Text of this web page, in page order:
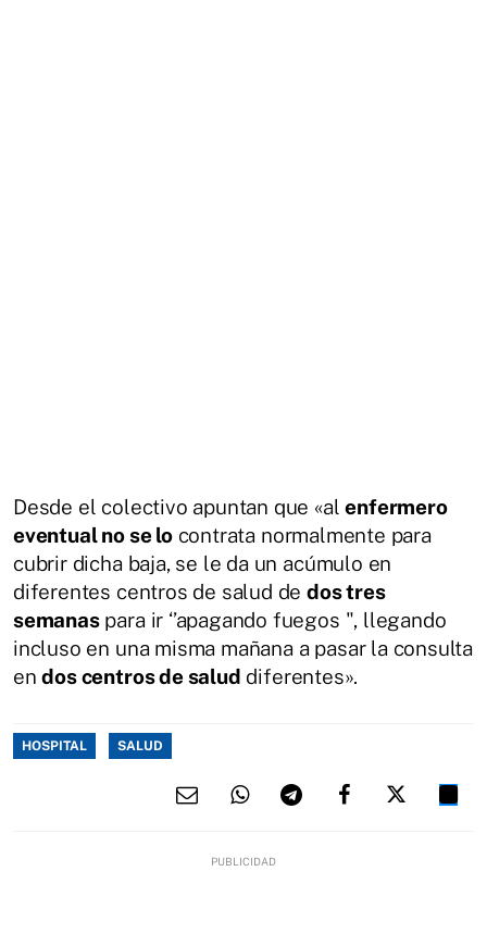
Desde el colectivo apuntan que «alenfermero
eventual no se locontrata normalmente para
cubrir dicha baja, se le da un acúmulo en
diferentes centros de salud dedos tres
semanaspara ir ‘’apagando fuegos ", llegando
incluso en una misma mañana a pasar la consulta
endos centros de salud diferentes».
HOSPITAL SALUD